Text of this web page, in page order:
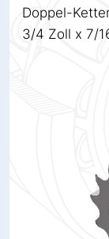
Doppel-
3/4 Zoll x 7/